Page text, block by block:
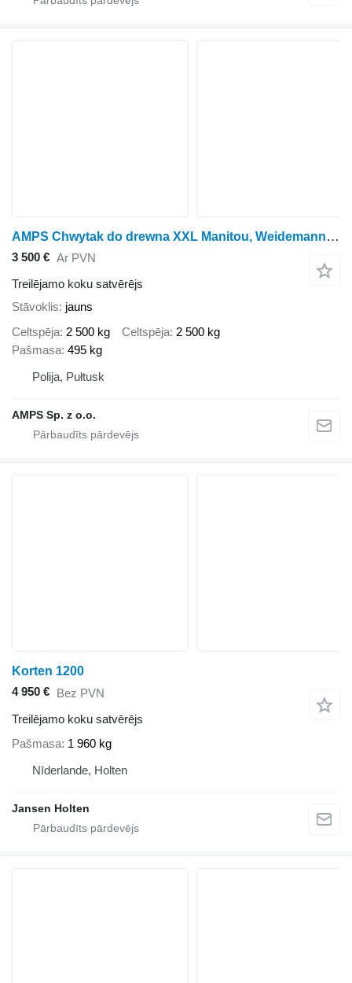
AMPS Chwytak do drewna XXL Manitou, Weidemann, Merlo, JCB
3 500 € Ar PVN
Treilējamo koku satvērējs
Stāvoklis jauns
Celtspēja 2 500 kg Celtspēja 2 500 kg
Pašmasa 495 kg
Polija, Pułtusk
AMPS Sp. z o.o.
Korten 1200
4 950 € Bez PVN
Treilējamo koku satvērējs
Pašmasa 1 960 kg
Nīderlande, Holten
Jansen Holten